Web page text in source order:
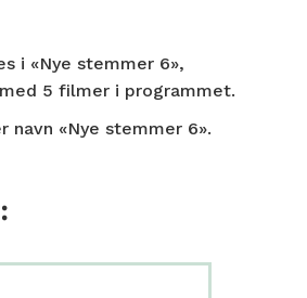
i «Nye stemmer 6»,
5 filmer i programmet.
navn «Nye stemmer 6».